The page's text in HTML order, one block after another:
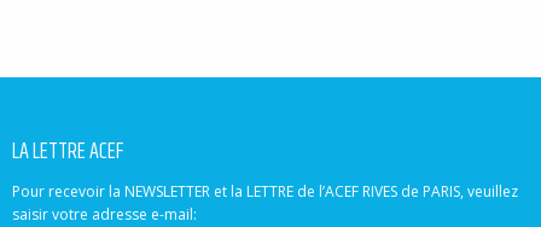
LA LETTRE ACEF
Pour recevoir la NEWSLETTER et la LETTRE de l’ACEF RIVES de PARIS, veuillez
saisir votre adresse e-mail: